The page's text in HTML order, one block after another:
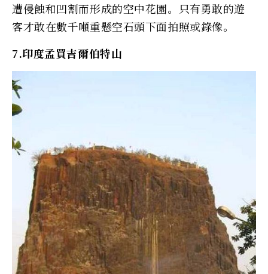
遭侵蝕和凹割而形成的空中花園。只有勇敢的遊
客才敢在數千噸重懸空石頭下面拍照或錄像。
7.印度孟買吉爾伯特山